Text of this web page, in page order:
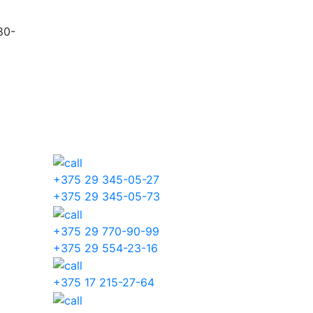
+375 29 345-05-27
+375 29 345-05-73
+375 29 770-90-99
+375 29 554-23-16
+375 17 215-27-64